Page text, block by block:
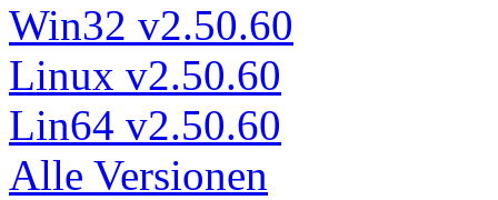
Win32 v2.50.60
Linux v2.50.60
Lin64 v2.50.60
Alle Versionen